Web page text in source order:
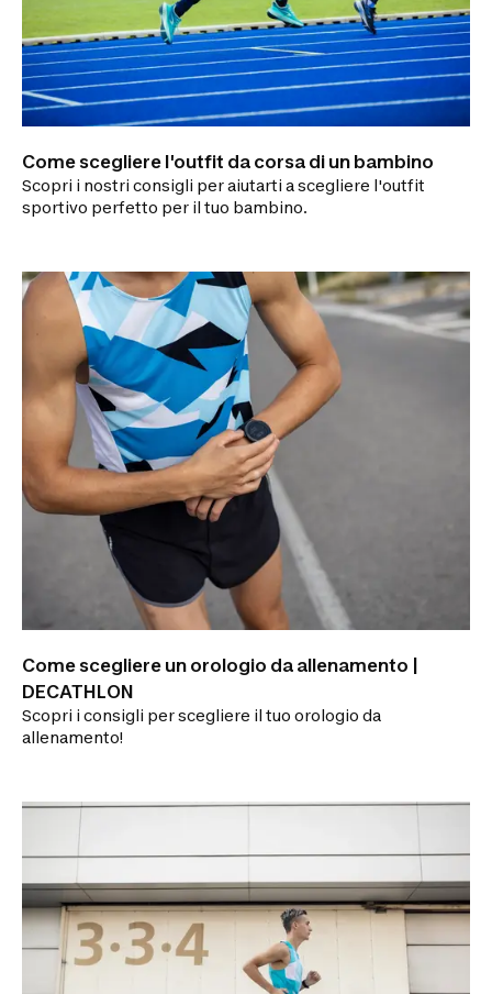
Come scegliere l'outfit da corsa di un bambino
Scopri i nostri consigli per aiutarti a scegliere l'outfit
sportivo perfetto per il tuo bambino.
Come scegliere un orologio da allenamento |
DECATHLON
Scopri i consigli per scegliere il tuo orologio da
allenamento!